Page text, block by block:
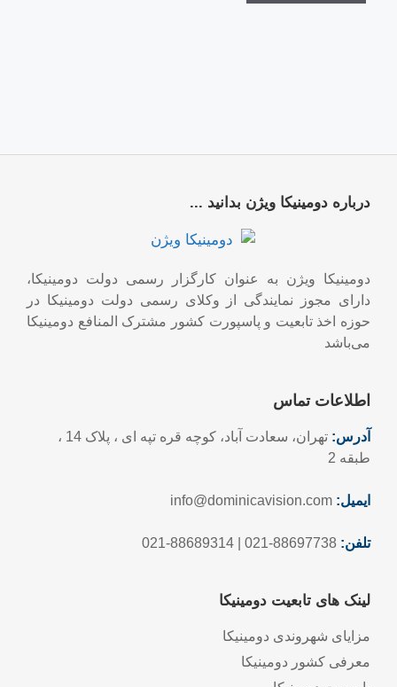
درباره دومینیکا ویژن بدانید ...
دومینیکا ویژن به عنوان کارگزار رسمی دولت دومینیکا،
دارای مجوز نمایندگی از وکلای رسمی دولت دومینیکا در
حوزه اخذ تابعیت و پاسپورت کشور مشترک المنافع دومینیکا
می‌باشد
اطلاعات تماس
آدرس:
تهران، سعادت آباد، کوچه قره تپه ای ، پلاک 14 ،
طبقه 2
ایمیل:
تلفن:
لینک های تابعیت دومینیکا
مزایای شهروندی دومینیکا
معرفی کشور دومینیکا